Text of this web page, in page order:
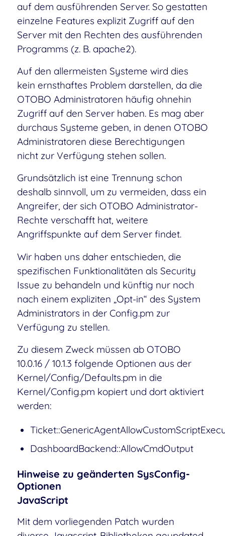
auf dem ausführenden Server. So gestatten
einzelne Features explizit Zugriff auf den
Server mit den Rechten des ausführenden
Programms (z. B. apache2).
Auf den allermeisten Systeme wird dies
kein ernsthaftes Problem darstellen, da die
OTOBO Administratoren häufig ohnehin
Zugriff auf den Server haben. Es mag aber
durchaus Systeme geben, in denen OTOBO
Administratoren diese Berechtigungen
nicht zur Verfügung stehen sollen.
Grundsätzlich ist eine Trennung schon
deshalb sinnvoll, um zu vermeiden, dass ein
Angreifer, der sich OTOBO Administrator-
Rechte verschafft hat, weitere
Angriffspunkte auf dem Server findet.
Wir haben uns daher entschieden, die
spezifischen Funktionalitäten als Security
Issue zu behandeln und künftig nur noch
nach einem expliziten „Opt-in“ des System
Administrators in der Config.pm zur
Verfügung zu stellen.
Zu diesem Zweck müssen ab OTOBO
10.0.16 / 10.1.3 folgende Optionen aus der
Kernel/Config/Defaults.pm in die
Kernel/Config.pm kopiert und dort aktiviert
werden:
DashboardBackend::AllowCmdOutput
Hinweise zu geänderten SysConfig-
Optionen
JavaScript
Mit dem vorliegenden Patch wurden